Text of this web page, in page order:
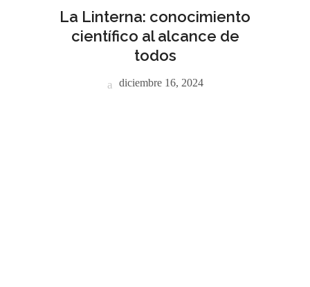
La Linterna: conocimiento
científico al alcance de
todos
diciembre 16, 2024